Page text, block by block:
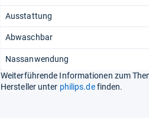
Ausstattung
Abwaschbar
Nassanwendung
Weiterführende Informationen zum
Hersteller unter philips.definden.